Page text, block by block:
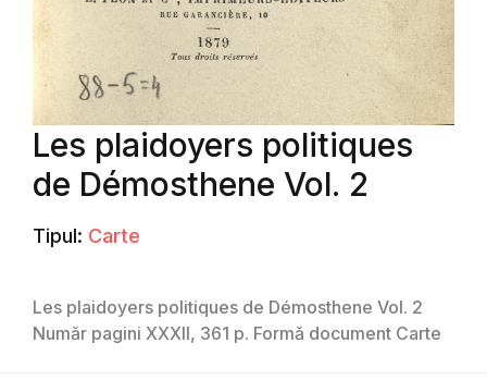
Les plaidoyers politiques
de Démosthene Vol. 2
Tipul: Carte
Les plaidoyers politiques de Démosthene Vol. 2
Număr pagini XXXII, 361 p. Formă document Carte